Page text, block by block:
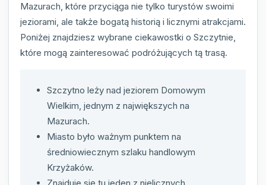
Mazurach, które przyciąga nie tylko turystów swoimi
jeziorami, ale także bogatą historią i licznymi atrakcjami.
Poniżej znajdziesz wybrane ciekawostki o Szczytnie,
które mogą zainteresować podróżujących tą trasą.
Szczytno leży nad jeziorem Domowym
Wielkim, jednym z największych na
Mazurach.
Miasto było ważnym punktem na
średniowiecznym szlaku handlowym
Krzyżaków.